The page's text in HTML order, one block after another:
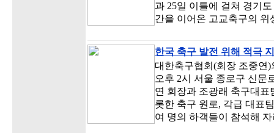
과 25일 이틀에 걸쳐 경기
간을 이어온 고교축구의
한국 축구 발전 위해 적극
대한축구협회(회장 조중연
오후 2시 서울 종로구 신문
연 회장과 조광래 축구대
롯한 축구 원로, 각급 대표
여 명의 하객들이 참석해